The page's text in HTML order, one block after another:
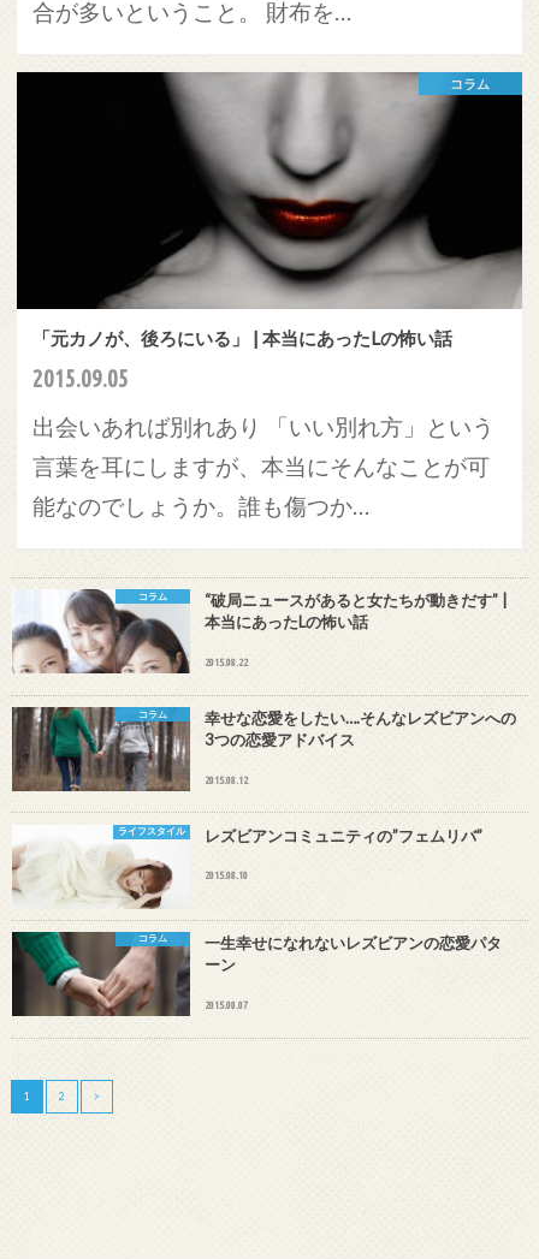
合が多いということ。 財布を…
コラム
「元カノが、後ろにいる」 | 本当にあったLの怖い話
2015.09.05
出会いあれば別れあり 「いい別れ方」という
言葉を耳にしますが、本当にそんなことが可
能なのでしょうか。誰も傷つか…
コラム
“破局ニュースがあると女たちが動きだす” |
本当にあったLの怖い話
2015.08.22
コラム
幸せな恋愛をしたい….そんなレズビアンへの
3つの恋愛アドバイス
2015.08.12
ライフスタイル レズビアンコミュニティの”フェムリバ”
2015.08.10
コラム
一生幸せになれないレズビアンの恋愛パタ
ーン
2015.08.07
1 2 >